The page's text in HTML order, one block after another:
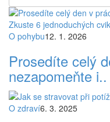
O pohybu12. 1. 2026
Prosedíte celý
nezapomeňte i..
O zdraví6. 3. 2025